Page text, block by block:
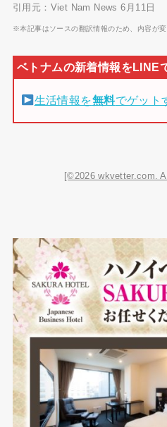
引用元：Viet Nam News 6月11日
※本記事はソースの翻訳情報のため、内容が変
生活情報を無料でゲット
[©2026 wkvetter.com.